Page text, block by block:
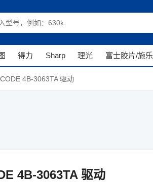
得力 Sharp 理光 富士胶片/施乐
4B-3063TA 驱动
4B-3063TA 驱动